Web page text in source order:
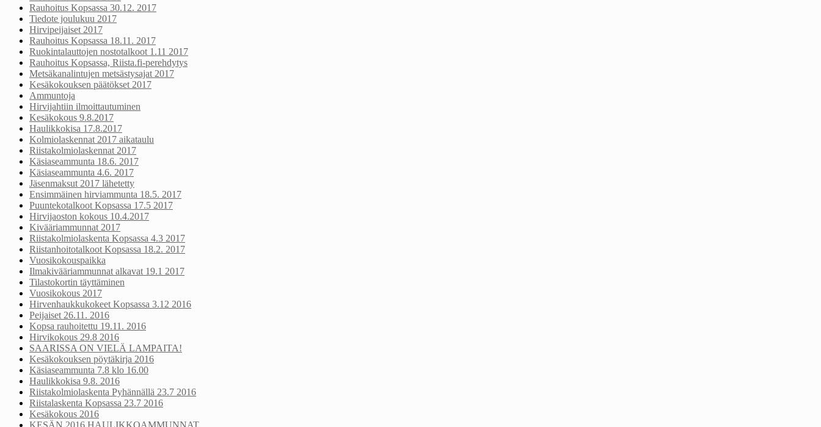
Rauhoitus Kopsassa 30.12. 2017
Tiedote joulukuu 2017
Hirvipeijaiset 2017
Rauhoitus Kopsassa 18.11. 2017
Ruokintalauttojen nostotalkoot 1.11 2017
Rauhoitus Kopsassa, Riista.fi-perehdytys
Metsäkanalintujen metsästysajat 2017
Kesäkokouksen päätökset 2017
Ammuntoja
Hirvijahtiin ilmoittautuminen
Kesäkokous 9.8.2017
Haulikkokisa 17.8.2017
Kolmiolaskennat 2017 aikataulu
Riistakolmiolaskennat 2017
Käsiaseammunta 18.6. 2017
Käsiaseammunta 4.6. 2017
Jäsenmaksut 2017 lähetetty
Ensimmäinen hirviammunta 18.5. 2017
Puuntekotalkoot Kopsassa 17.5 2017
Hirvijaoston kokous 10.4.2017
Kivääriammunnat 2017
Riistakolmiolaskenta Kopsassa 4.3 2017
Riistanhoitotalkoot Kopsassa 18.2. 2017
Vuosikokouspaikka
Ilmakivääriammunnat alkavat 19.1 2017
Tilastokortin täyttäminen
Vuosikokous 2017
Hirvenhaukkukokeet Kopsassa 3.12 2016
Peijaiset 26.11. 2016
Kopsa rauhoitettu 19.11. 2016
Hirvikokous 29.8 2016
SAARISSA ON VIELÄ LAMPAITA!
Kesäkokouksen pöytäkirja 2016
Käsiaseammunta 7.8 klo 16.00
Haulikkokisa 9.8. 2016
Riistakolmiolaskenta Pyhännällä 23.7 2016
Riistalaskenta Kopsassa 23.7 2016
Kesäkokous 2016
KESÄN 2016 HAULIKKOAMMUNNAT